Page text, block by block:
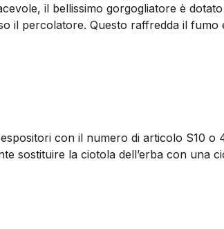
il bellissimo gorgogliatore è
il percolatore. Questo raffredda il
con il numero di articolo S10
la ciotola dell’erba con una